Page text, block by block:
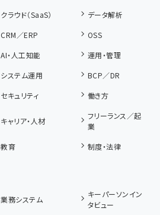
クラウド（SaaS）
データ解析
CRM／ERP
OSS
AI・人工知能
運用・管理
システム運用
BCP／DR
セキュリティ 働き方
キャリア・人材
フリーランス／起
業
教育 制度・法律
業務システム
キーパーソンイン
タビュー